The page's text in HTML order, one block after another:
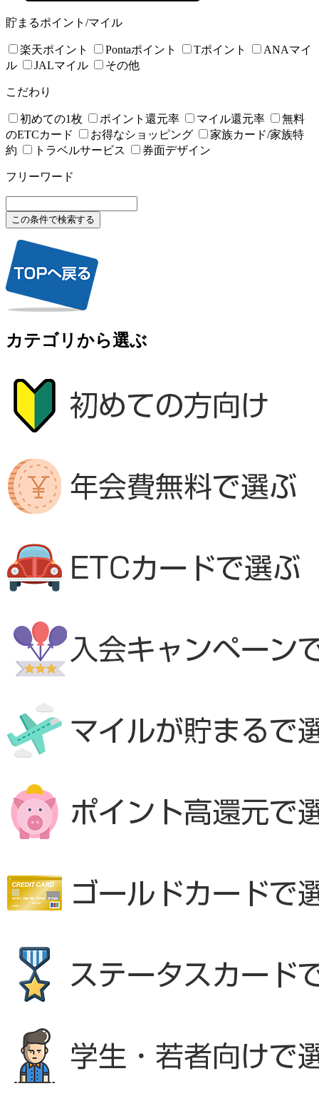
貯まるポイント/マイル
楽天ポイント Pontaポイント Tポイント
ANAマイ
ル
JALマイル その他
こだわり
初めての1枚 ポイント還元率 マイル還元率
無料
のETCカード
お得なショッピング
家族カード/家族特
約
トラベルサービス 券面デザイン
フリーワード
カテゴリから選ぶ